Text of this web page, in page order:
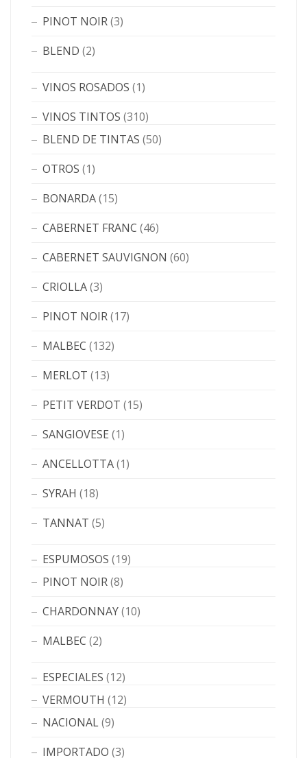
PINOT NOIR(3)
BLEND (2)
VINOS ROSADOS (1)
VINOS TINTOS (310)
BLEND DE TINTAS (50)
OTROS (1)
BONARDA(15)
CABERNET FRANC (46)
CABERNET SAUVIGNON (60)
CRIOLLA(3)
PINOT NOIR(17)
MALBEC (132)
MERLOT (13)
PETIT VERDOT (15)
SANGIOVESE (1)
ANCELLOTTA(1)
SYRAH (18)
TANNAT (5)
ESPUMOSOS (19)
PINOT NOIR(8)
CHARDONNAY(10)
MALBEC (2)
ESPECIALES (12)
VERMOUTH (12)
NACIONAL(9)
IMPORTADO (3)